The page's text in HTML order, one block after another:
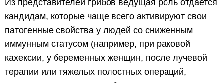
Из представителей грибов ведущая роль отдается
кандидам, которые чаще всего активируют свои
патогенные свойства у людей со сниженным
иммунным статусом (например, при раковой
кахексии, у беременных женщин, после лучевой
терапии или тяжелых полостных операций,